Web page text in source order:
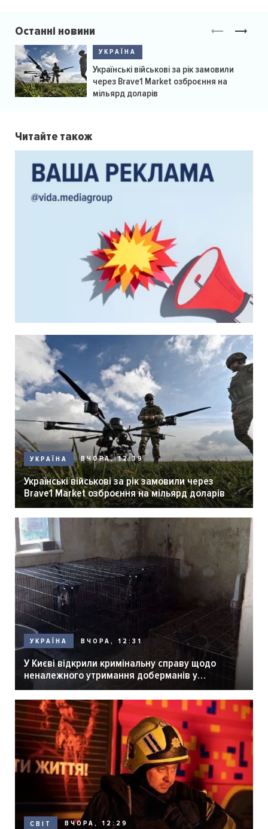
Останні новини
УКРАЇНА
Українські військові за рік замовили
через Brave1 Market озброєння на
мільярд доларів
Читайте також
УКРАЇНА ВЧОРА, 12:39
Українські військові за рік замовили через
Brave1 Market озброєння на мільярд доларів
УКРАЇНА ВЧОРА, 12:31
У Києві відкрили кримінальну справу щодо
неналежного утримання доберманів у
розпліднику
СВІТ ВЧОРА, 12:29